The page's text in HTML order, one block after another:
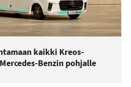
kaikki Kreos-
Benzin pohjalle